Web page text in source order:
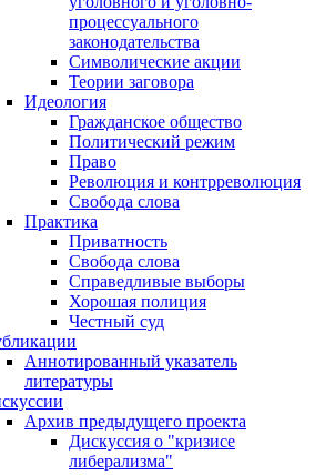
процессуального
законодательства
Символические акции
Теории заговора
Идеология
Гражданское общество
Политический режим
Право
Революция и контрреволюция
Свобода слова
Практика
Приватность
Свобода слова
Справедливые выборы
Хорошая полиция
Честный суд
Аннотированный указатель
литературы
Архив предыдущего проекта
Дискуссия о "кризисе
либерализма"